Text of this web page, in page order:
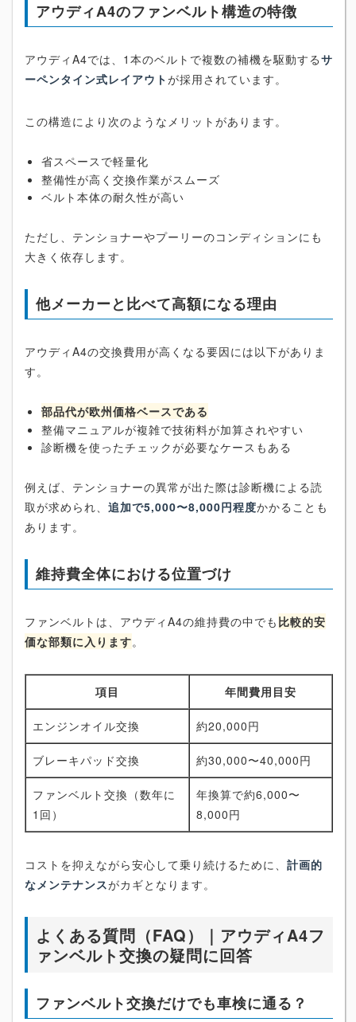
アウディA4のファンベルト構造の特徴
アウディA4では、1本のベルトで複数の補機を駆動するサ
ーペンタイン式レイアウトが採用されています。
この構造により次のようなメリットがあります。
省スペースで軽量化
整備性が高く交換作業がスムーズ
ベルト本体の耐久性が高い
ただし、テンショナーやプーリーのコンディションにも
大きく依存します。
他メーカーと比べて高額になる理由
アウディA4の交換費用が高くなる要因には以下がありま
す。
部品代が欧州価格ベースである
整備マニュアルが複雑で技術料が加算されやすい
診断機を使ったチェックが必要なケースもある
例えば、テンショナーの異常が出た際は診断機による読
取が求められ、 追加で5,000〜8,000円程度かかることも
あります。
維持費全体における位置づけ
ファンベルトは、アウディA4の維持費の中でも 比較的安
価な部類に入ります。
項目 年間費用目安
エンジンオイル交換 約20,000円
ブレーキパッド交換 約30,000〜40,000円
ファンベルト交換（数年に
1回）
年換算で約6,000〜
8,000円
コストを抑えながら安心して乗り続けるために、 計画的
なメンテナンスがカギとなります。
よくある質問（FAQ）｜アウディA4フ
ァンベルト交換の疑問に回答
ファンベルト交換だけでも車検に通る？